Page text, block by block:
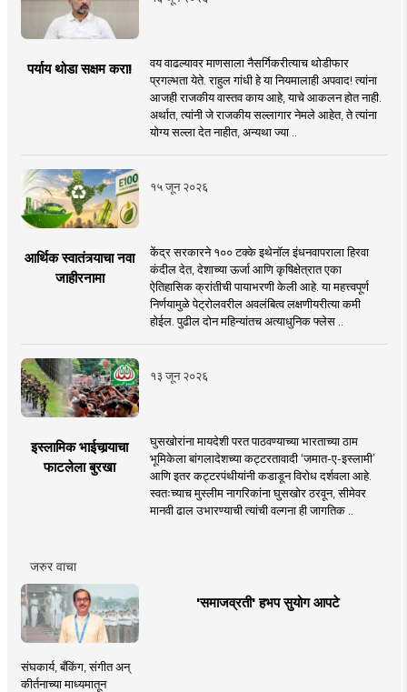
पर्याय थोडा सक्षम करा!
वय वाढल्यावर माणसाला नैसर्गिकरीत्याच थोडीफार
प्रगल्भता येते. राहुल गांधी हे या नियमालाही अपवाद! त्यांना
आजही राजकीय वास्तव काय आहे, याचे आकलन होत नाही.
अर्थात, त्यांनी जे राजकीय सल्लागार नेमले आहेत, ते त्यांना
योग्य सल्ला देत नाहीत, अन्यथा ज्या ..
१५ जून २०२६
आर्थिक स्वातंत्र्याचा नवा
जाहीरनामा
केंद्र सरकारने १०० टक्के इथेनॉल इंधनवापराला हिरवा
कंदील देत, देशाच्या ऊर्जा आणि कृषिक्षेत्रात एका
ऐतिहासिक क्रांतीची पायाभरणी केली आहे. या महत्त्वपूर्ण
निर्णयामुळे पेट्रोलवरील अवलंबित्व लक्षणीयरीत्या कमी
होईल. पुढील दोन महिन्यांतच अत्याधुनिक फ्लेस ..
१३ जून २०२६
इस्लामिक भाईचार्‍याचा
फाटलेला बुरखा
घुसखोरांना मायदेशी परत पाठवण्याच्या भारताच्या ठाम
भूमिकेला बांगलादेशच्या कट्टरतावादी ‘जमात-ए-इस्लामी’
आणि इतर कट्टरपंथीयांनी कडाडून विरोध दर्शवला आहे.
स्वतःच्याच मुस्लीम नागरिकांना घुसखोर ठरवून, सीमेवर
मानवी ढाल उभारण्याची त्यांची वल्गना ही जागतिक ..
जरुर वाचा
'समाजव्रती' हभप सुयोग आपटे
संघकार्य, बँकिंग, संगीत अन्
कीर्तनाच्या माध्यमातून